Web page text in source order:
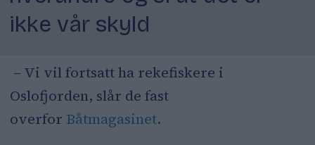
ikke vår skyld
– Vi vil fortsatt ha rekefiskere i
Oslofjorden, slår de fast
overfor Båtmagasinet.